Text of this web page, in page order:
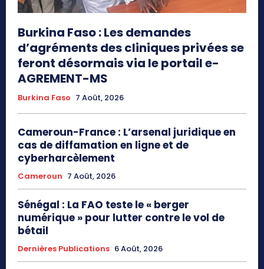
Burkina Faso : Les demandes
d’agréments des cliniques privées se
feront désormais via le portail e-
AGREMENT-MS
Burkina Faso 7 Août, 2026
Cameroun-France : L’arsenal juridique en
cas de diffamation en ligne et de
cyberharcèlement
Cameroun 7 Août, 2026
Sénégal : La FAO teste le « berger
numérique » pour lutter contre le vol de
bétail
Dernières Publications 6 Août, 2026